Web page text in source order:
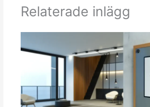
Relaterade inlägg